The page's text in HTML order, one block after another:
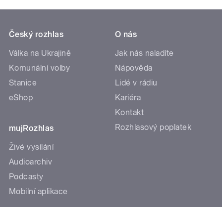
Český rozhlas
Válka na Ukrajině
Komunální volby
Stanice
eShop
mujRozhlas
Živé vysílání
Audioarchiv
Podcasty
Mobilní aplikace
O nás
Jak nás naladíte
Nápověda
Lidé v rádiu
Kariéra
Kontakt
Rozhlasový poplatek